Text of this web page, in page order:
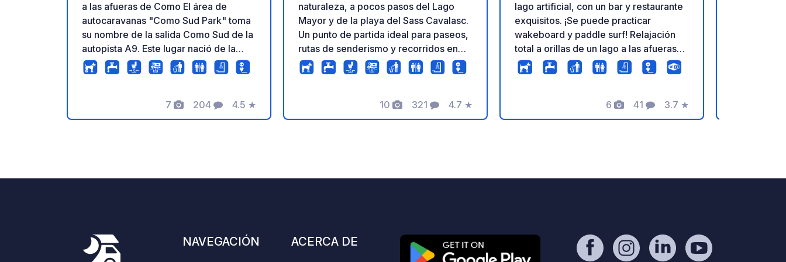
a las afueras de Como El área de
autocaravanas "Como Sud Park" toma
su nombre de la salida Como Sud de la
autopista A9. Este lugar nació de la
visión y la pasión de dos grandes
amigos, Armando y su esposa Giusy,
terreno en un acogedor oasis dedicado
a los viajeros que se dirigen a Como y
meticulosamente cuidado. Aquí, cada
huésped es recibido con atención,
7
Fotos
204
Comentarios
4.5
Calificación
★
naturaleza, a pocos pasos del Lago
Mayor y de la playa del Sass Cavalasc.
Un punto de partida ideal para paseos,
rutas de senderismo y recorridos en
bicicleta entre el lago y las colinas.
Gestionado por viajeros de
sobre terreno bien drenado, con
espacio para abrir el toldo y utilizar una
check-in y check-out. Posibilidad de
reservar por WhatsApp. Bar, bistró y
10
Fotos
321
Comentarios
4.7
Calificación
★
lago artificial, con un bar y restaurante
exquisitos. ¡Se puede practicar
wakeboard y paddle surf! Relajación
total a orillas de un lago a las afueras
de Milán. ¡Un lugar verdaderamente
único!
6
Fotos
41
Comentarios
3.7
Calificación
★
NAVEGACIÓN ACERCA DE